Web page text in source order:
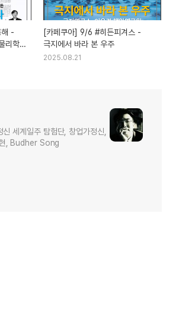
-
리학의
[카페쿠아] 9/6 #히든피겨스 -
극지에서 바라 본 우주
2025.08.21
세계일주 탐험단, 창업가정신,
, Budher Song